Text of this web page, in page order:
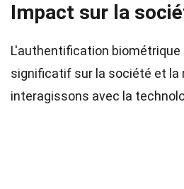
Impact sur la
L'authentification biométrique
significatif sur la société et la
interagissons avec la